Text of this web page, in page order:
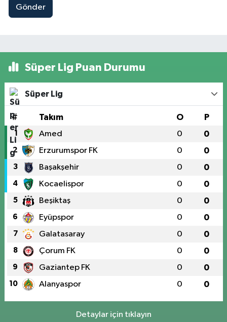
Gönder
Süper Lig Puan Durumu
Süper Lig
# Takım O P
1 Amed 0 0
2 Erzurumspor FK 0 0
3 Başakşehir 0 0
4 Kocaelispor 0 0
5 Beşiktaş 0 0
6 Eyüpspor 0 0
7 Galatasaray 0 0
8 Çorum FK 0 0
9 Gaziantep FK 0 0
10 Alanyaspor 0 0
Detaylar için tıklayın